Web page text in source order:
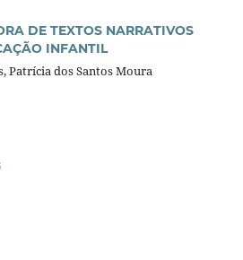
DE TEXTOS NARRATIVOS
INFANTIL
Patrícia dos Santos Moura